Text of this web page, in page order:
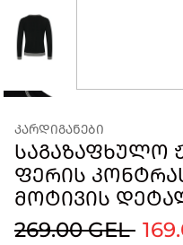
ᲙᲐᲠᲓᲘᲒᲐᲜᲔᲑᲘ
ᲡᲐᲒᲐᲖᲐᲤᲮᲣᲚᲝ
ᲤᲔᲠᲘᲡ
ᲛᲝᲢᲘᲕᲘᲡ
269.00 GEL